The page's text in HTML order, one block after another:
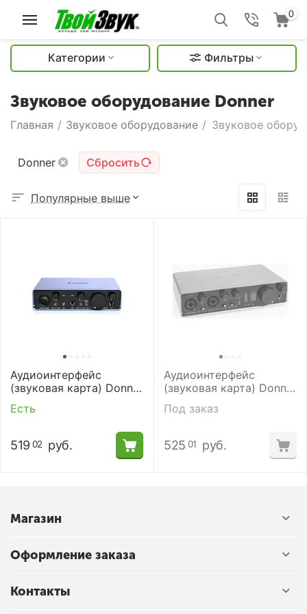
0
Категории Фильтры
Звуковое оборудование Donner
Главная / Звуковое оборудование / Звуковое
Donner Сбросить
Популярные выше
Аудиоинтерфейс
(звуковая карта) Donner
Livejack Lite USB
Есть
519 02 руб.
Аудиоинтерфейс
(звуковая карта) Donner
Livejack 2X2 USB
Под заказ
525 01 руб.
Магазин
Оформление заказа
Контакты